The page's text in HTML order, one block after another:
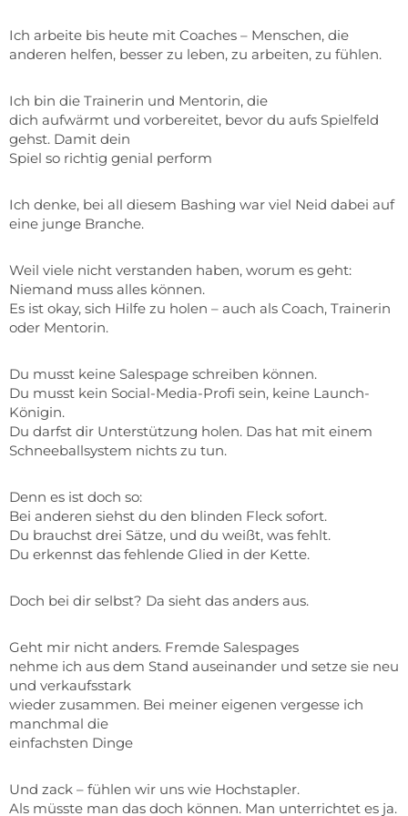
Ich arbeite bis heute mit Coaches – Menschen, die
anderen helfen, besser zu leben, zu arbeiten, zu fühlen.
Ich bin die Trainerin und Mentorin, die
dich aufwärmt und vorbereitet, bevor du aufs Spielfeld
gehst. Damit dein
Spiel so richtig genial perform
Ich denke, bei all diesem Bashing war viel Neid dabei auf
eine junge Branche.
Weil viele nicht verstanden haben, worum es geht:
Niemand muss alles können.
Es ist okay, sich Hilfe zu holen – auch als Coach, Trainerin
oder Mentorin.
Du musst keine Salespage schreiben können.
Du musst kein Social-Media-Profi sein, keine Launch-
Königin.
Du darfst dir Unterstützung holen. Das hat mit einem
Schneeballsystem nichts zu tun.
Denn es ist doch so:
Bei anderen siehst du den blinden Fleck sofort.
Du brauchst drei Sätze, und du weißt, was fehlt.
Du erkennst das fehlende Glied in der Kette.
Doch bei dir selbst? Da sieht das anders aus.
Geht mir nicht anders. Fremde Salespages
nehme ich aus dem Stand auseinander und setze sie neu
und verkaufsstark
wieder zusammen. Bei meiner eigenen vergesse ich
manchmal die
einfachsten Dinge
Und zack – fühlen wir uns wie Hochstapler.
Als müsste man das doch können. Man unterrichtet es ja.